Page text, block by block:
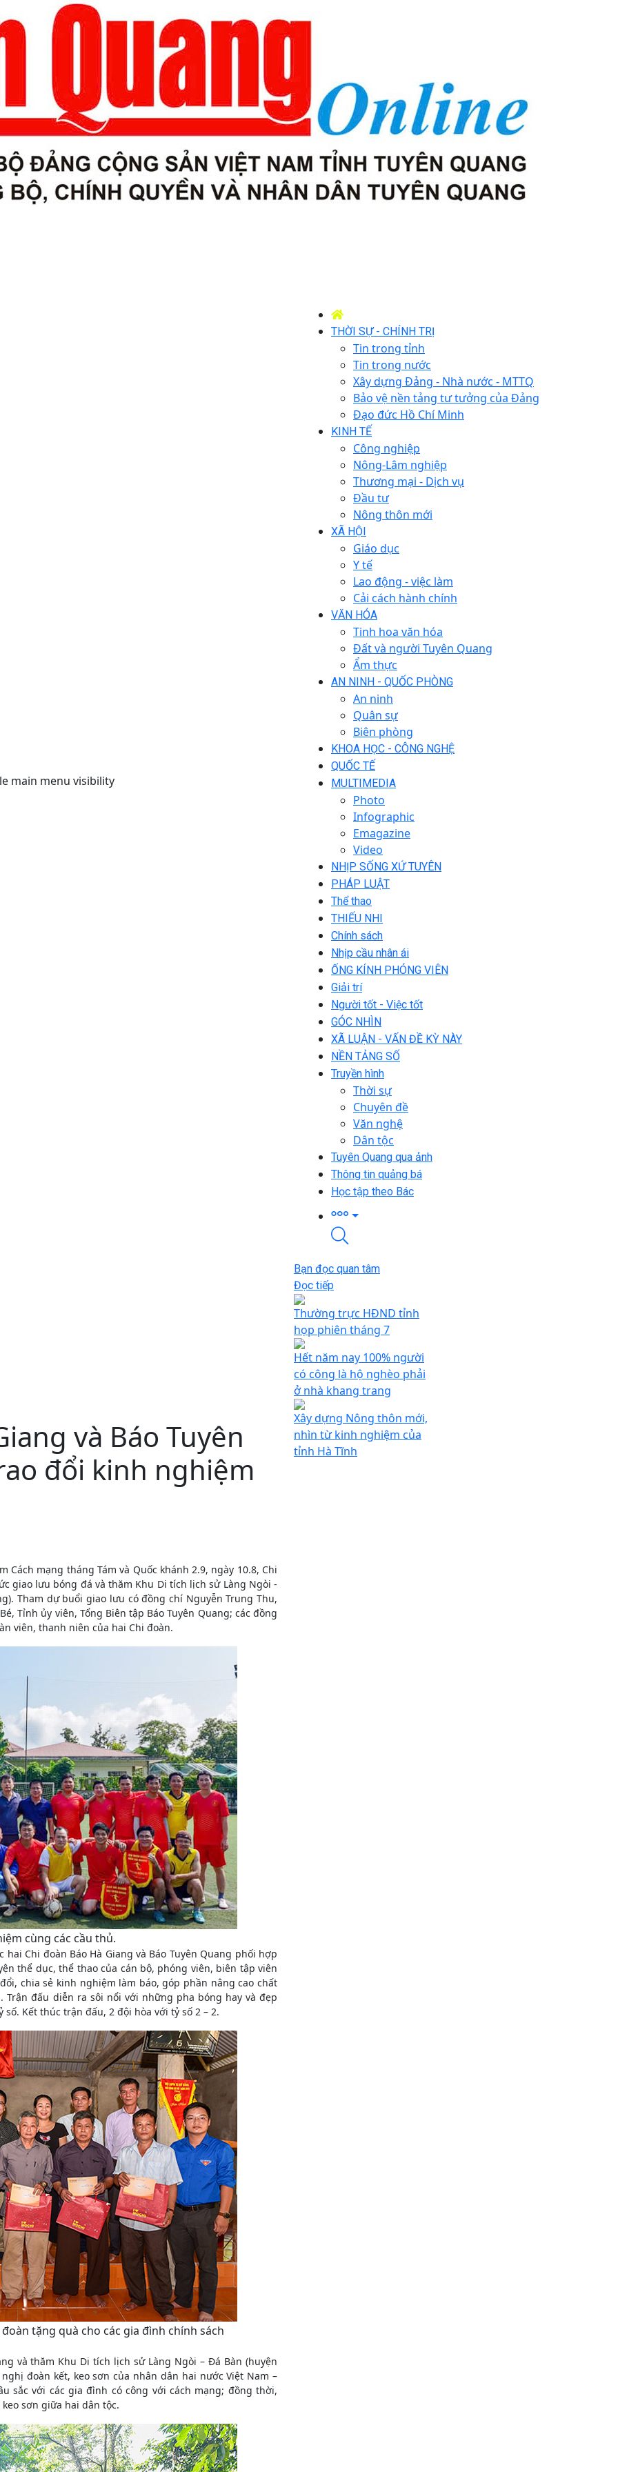
main menu visibility
THỜI SỰ - CHÍNH TRỊ
Tin trong tỉnh
Tin trong nước
Xây dựng Đảng - Nhà nước - MTTQ
Bảo vệ nền tảng tư tưởng của Đảng
Đạo đức Hồ Chí Minh
KINH TẾ
Công nghiệp
Nông-Lâm nghiệp
Thương mại - Dịch vụ
Đầu tư
Nông thôn mới
XÃ HỘI
Giáo dục
Y tế
Lao động - việc làm
Cải cách hành chính
VĂN HÓA
Tinh hoa văn hóa
Đất và người Tuyên Quang
Ẩm thực
AN NINH - QUỐC PHÒNG
An ninh
Quân sự
Biên phòng
KHOA HỌC - CÔNG NGHỆ
QUỐC TẾ
MULTIMEDIA
Photo
Infographic
Emagazine
Video
NHỊP SỐNG XỨ TUYÊN
PHÁP LUẬT
Thể thao
THIẾU NHI
Chính sách
Nhịp cầu nhân ái
ỐNG KÍNH PHÓNG VIÊN
Giải trí
Người tốt - Việc tốt
GÓC NHÌN
XÃ LUẬN - VẤN ĐỀ KỲ NÀY
NỀN TẢNG SỐ
Truyền hình
Thời sự
Chuyên đề
Văn nghệ
Dân tộc
Tuyên Quang qua ảnh
Thông tin quảng bá
Học tập theo Bác
và Báo Tuyên
đổi kinh nghiệm
Cách mạng tháng Tám và Quốc khánh 2.9, ngày 10.8, Chi
giao lưu bóng đá và thăm Khu Di tích lịch sử Làng Ngòi -
Tham dự buổi giao lưu có đồng chí Nguyễn Trung Thu,
Tỉnh ủy viên, Tổng Biên tập Báo Tuyên Quang; các đồng
viên, thanh niên của hai Chi đoàn.
cùng các cầu thủ.
Chi đoàn Báo Hà Giang và Báo Tuyên Quang phối hợp
thể dục, thể thao của cán bộ, phóng viên, biên tập viên
chia sẻ kinh nghiệm làm báo, góp phần nâng cao chất
đấu diễn ra sôi nổi với những pha bóng hay và đẹp
Kết thúc trận đấu, 2 đội hòa với tỷ số 2 – 2.
tặng quà cho các gia đình chính sách
và thăm Khu Di tích lịch sử Làng Ngòi – Đá Bàn (huyện
đoàn kết, keo sơn của nhân dân hai nước Việt Nam –
sắc với các gia đình có công với cách mạng; đồng thời,
sơn giữa hai dân tộc.
Bạn đọc quan tâm
Đọc tiếp
Thường trực HĐND tỉnh
họp phiên tháng 7
Hết năm nay 100% người
có công là hộ nghèo phải
ở nhà khang trang
Xây dựng Nông thôn mới,
nhìn từ kinh nghiệm của
tỉnh Hà Tĩnh